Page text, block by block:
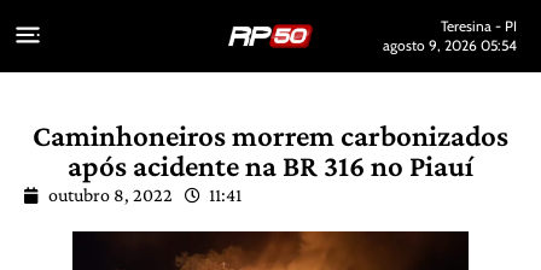
Teresina - PI
agosto 9, 2026 05:54
Caminhoneiros morrem carbonizados
após acidente na BR 316 no Piauí
outubro 8, 2022 11:41